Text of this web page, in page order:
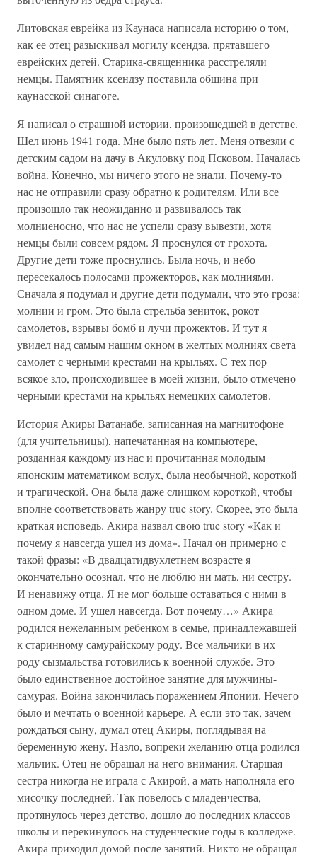
Литовская еврейка из Каунаса написала историю о том,
как ее отец разыскивал могилу ксендза, прятавшего
еврейских детей. Старика-священника расстреляли
немцы. Памятник ксендзу поставила община при
каунасской синагоге.
Я написал о страшной истории, произошедшей в детстве.
Шел июнь 1941 года. Мне было пять лет. Меня отвезли с
детским садом на дачу в Акуловку под Псковом. Началась
война. Конечно, мы ничего этого не знали. Почему-то
нас не отправили сразу обратно к родителям. Или все
произошло так неожиданно и развивалось так
молниеносно, что нас не успели сразу вывезти, хотя
немцы были совсем рядом. Я проснулся от грохота.
Другие дети тоже проснулись. Была ночь, и небо
пересекалось полосами прожекторов, как молниями.
Сначала я подумал и другие дети подумали, что это гроза:
молнии и гром. Это была стрельба зениток, рокот
самолетов, взрывы бомб и лучи прожектов. И тут я
увидел над самым нашим окном в желтых молниях света
самолет с черными крестами на крыльях. С тех пор
всякое зло, происходившее в моей жизни, было отмечено
черными крестами на крыльях немецких самолетов.
История Акиры Ватанабе, записанная на магнитофоне
(для учительницы), напечатанная на компьютере,
розданная каждому из нас и прочитанная молодым
японским математиком вслух, была необычной, короткой
и трагической. Она была даже слишком короткой, чтобы
вполне соответствовать жанру true story. Скорее, это была
краткая исповедь. Акира назвал свою true story «Как и
почему я навсегда ушел из дома». Начал он примерно с
такой фразы: «В двадцатидвухлетнем возрасте я
окончательно осознал, что не люблю ни мать, ни сестру.
И ненавижу отца. Я не мог больше оставаться с ними в
одном доме. И ушел навсегда. Вот почему…» Акира
родился нежеланным ребенком в семье, принадлежавшей
к старинному самурайскому роду. Все мальчики в их
роду сызмальства готовились к военной службе. Это
было единственное достойное занятие для мужчины-
самурая. Война закончилась поражением Японии. Нечего
было и мечтать о военной карьере. А если это так, зачем
рождаться сыну, думал отец Акиры, поглядывая на
беременную жену. Назло, вопреки желанию отца родился
мальчик. Отец не обращал на него внимания. Старшая
сестра никогда не играла с Акирой, а мать наполняла его
мисочку последней. Так повелось с младенчества,
протянулось через детство, дошло до последних классов
школы и перекинулось на студенческие годы в колледже.
Акира приходил домой после занятий. Никто не обращал